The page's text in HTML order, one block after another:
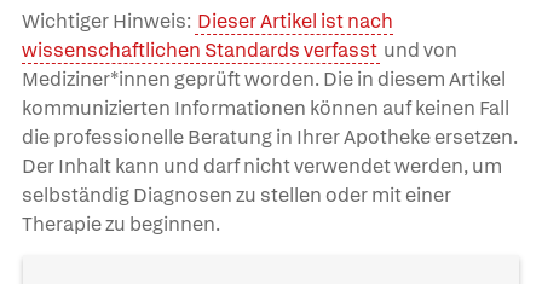
Wichtiger Hinweis: Dieser Artikel ist nach
wissenschaftlichen Standards verfasst und von
Mediziner*innen geprüft worden. Die in diesem Artikel
kommunizierten Informationen können auf keinen Fall
die professionelle Beratung in Ihrer Apotheke ersetzen.
Der Inhalt kann und darf nicht verwendet werden, um
selbständig Diagnosen zu stellen oder mit einer
Therapie zu beginnen.